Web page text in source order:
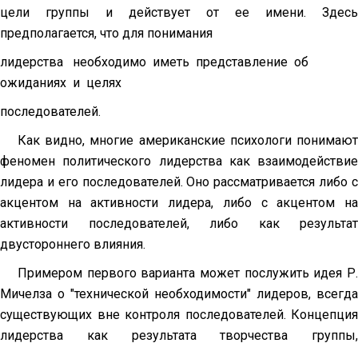
цели группы и действует от ее имени. Здесь
предполагается, что для понимания
лидерства необходимо иметь представление об
ожиданиях и целях
последователей.
Как видно, многие американские психологи понимают
феномен политического лидерства как взаимодействие
лидера и его последователей. Оно рассматривается либо с
акцентом на активности лидера, либо с акцентом на
активности последователей, либо как результат
двустороннего влияния.
Примером первого варианта может послужить идея Р.
Мичелза о "технической необходимости" лидеров, всегда
существующих вне контроля последователей. Концепция
лидерства как результата творчества группы,